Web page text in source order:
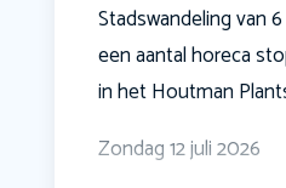
Stadswandeling van
een aantal horeca
in het Houtman
Zondag 12 juli 2026